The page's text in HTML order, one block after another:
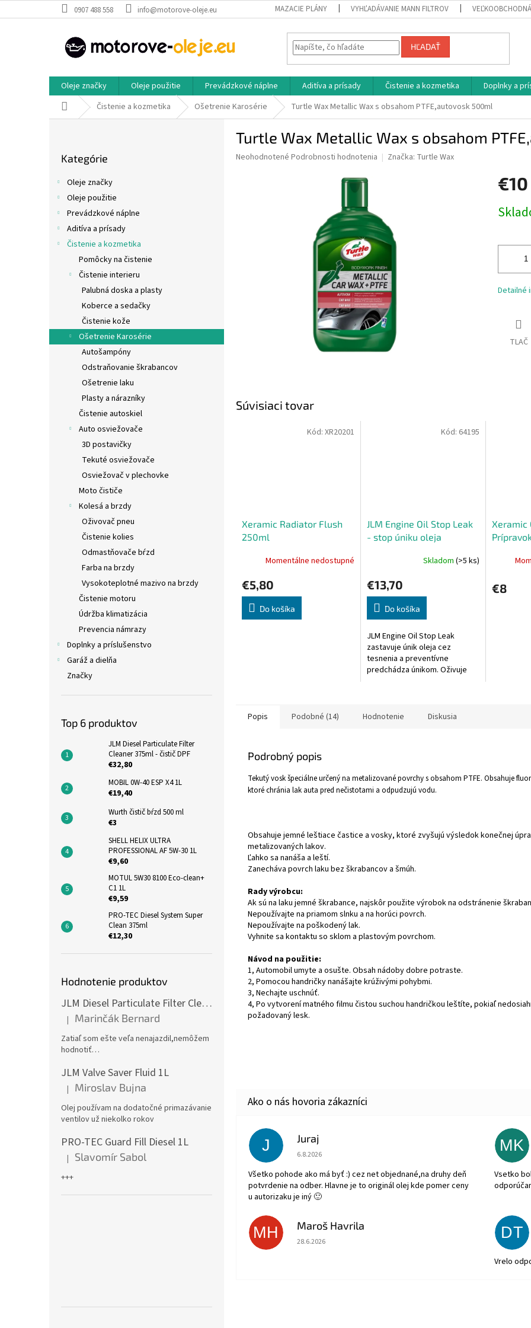
na
0907 488 558 info@motorove-oleje.eu MAZACIE PLÁNY VYHĽADÁVANIE MANN FILTROV
HĽADAŤ
Oleje značky Oleje použitie Prevádzkové náplne Aditíva a prísady Čistenie a kozmetika Doplnky a
Domov Čistenie a kozmetika Ošetrenie Karosérie Turtle Wax Metallic Wax s obsahom PTFE,autovosk 500ml
kategórie
Kategórie
Oleje značky
Oleje použitie
Prevádzkové náplne
Aditíva a prísady
Čistenie a kozmetika
Pomôcky na čistenie
Čistenie interieru
Palubná doska a plasty
Koberce a sedačky
Čistenie kože
Ošetrenie Karosérie
Autošampóny
Odstraňovanie škrabancov
Ošetrenie laku
Plasty a nárazníky
Čistenie autoskiel
Auto osviežovače
3D postavičky
Tekuté osviežovače
Osviežovač v plechovke
Moto čističe
Kolesá a brzdy
Oživovač pneu
Čistenie kolies
Odmastňovače bŕzd
Farba na brzdy
Vysokoteplotné mazivo na brzdy
Čistenie motoru
Údržba klimatizácia
Prevencia námrazy
Doplnky a príslušenstvo
Garáž a dielňa
Značky
Top 6 produktov
JLM Diesel Particulate Filter
Cleaner 375ml - čistič DPF
€32,80
MOBIL 0W-40 ESP X4 1L
€19,40
Wurth čistič bŕzd 500 ml
€3
SHELL HELIX ULTRA
PROFESSIONAL AF 5W-30 1L
€9,60
MOTUL 5W30 8100 Eco-clean+
C1 1L
€9,59
PRO-TEC Diesel System Super
Clean 375ml
€12,30
Hodnotenie produktov
JLM Diesel Particulate Filter Cleaner 375ml - čistič DPF
Hodnotenie produktu je 5 z 5 hviezdičiek.
| Marinčák Bernard
Zatiaľ som ešte veľa nenajazdil,nemôžem
hodnotiť…
JLM Valve Saver Fluid 1L
Hodnotenie produktu je 5 z 5 hviezdičiek.
| Miroslav Bujna
Olej používam na dodatočné primazávanie
ventilov už niekolko rokov
PRO-TEC Guard Fill Diesel 1L
Hodnotenie produktu je 5 z 5 hviezdičiek.
| Slavomír Sabol
+++
Turtle Wax Metallic Wax s obsahom
Priemerné
Neohodnotené Podrobnosti hodnotenia Značka: Turtle Wax
€10
cena:
Detailné
TLAČ
Súvisiaci tovar
Xeramic Radiator Flush
250ml
Momentálne nedostupné
€5,80
Do košíka
Kód: XR20201
JLM Engine Oil Stop Leak
- stop úniku oleja
Skladom (>5 ks)
€13,70
Do košíka
JLM Engine Oil Stop Leak
zastavuje únik oleja cez
tesnenia a preventívne
predchádza únikom. Oživuje
Kód: 64195
Xeramic
€8
Popis Podobné (14) Hodnotenie Diskusia
Podrobný popis
Tekutý vosk špeciálne určený na metalizované povrchy s obsahom PTFE. Obsahuje
ktoré chránia lak auta pred nečistotami a odpudzujú vodu.
Obsahuje jemné leštiace častice a vosky, ktoré zvyšujú výsledok konečnej
metalizovaných lakov.
Ľahko sa nanáša a leští.
Zanecháva povrch laku bez škrabancov a šmúh.
Rady výrobcu:
Ak sú na laku jemné škrabance, najskôr použite výrobok na odstránenie
Nepoužívajte na priamom slnku a na horúci povrch.
Nepoužívajte na poškodený lak.
Vyhnite sa kontaktu so sklom a plastovým povrchom.
Návod na použitie:
1, Automobil umyte a osušte. Obsah nádoby dobre potraste.
2, Pomocou handričky nanášajte krúživými pohybmi.
3, Nechajte uschnúť.
4, Po vytvorení matného filmu čistou suchou handričkou leštíte, pokiaľ
požadovaný lesk.
J Juraj
Hodnotenie obchodu je 5 z 5 hviezdičiek.
6.8.2026
Všetko pohode ako má byť :) cez net objednané,na druhy deň
potvrdenie na odber. Hlavne je to originál olej kde pomer ceny
u autorizaku je iný 🙂
MK
Vsetko
MH Maroš Havrila
Hodnotenie obchodu je 5 z 5 hviezdičiek.
28.6.2026
DT
Vrelo